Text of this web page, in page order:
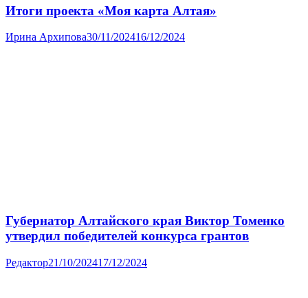
Итоги проекта «Моя карта Алтая»
Ирина Архипова30/11/202416/12/2024
Губернатор Алтайского края Виктор Томенко
утвердил победителей конкурса грантов
Редактор21/10/202417/12/2024